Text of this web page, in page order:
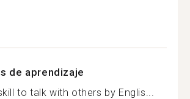
de aprendizaje
to talk with others by Englis...